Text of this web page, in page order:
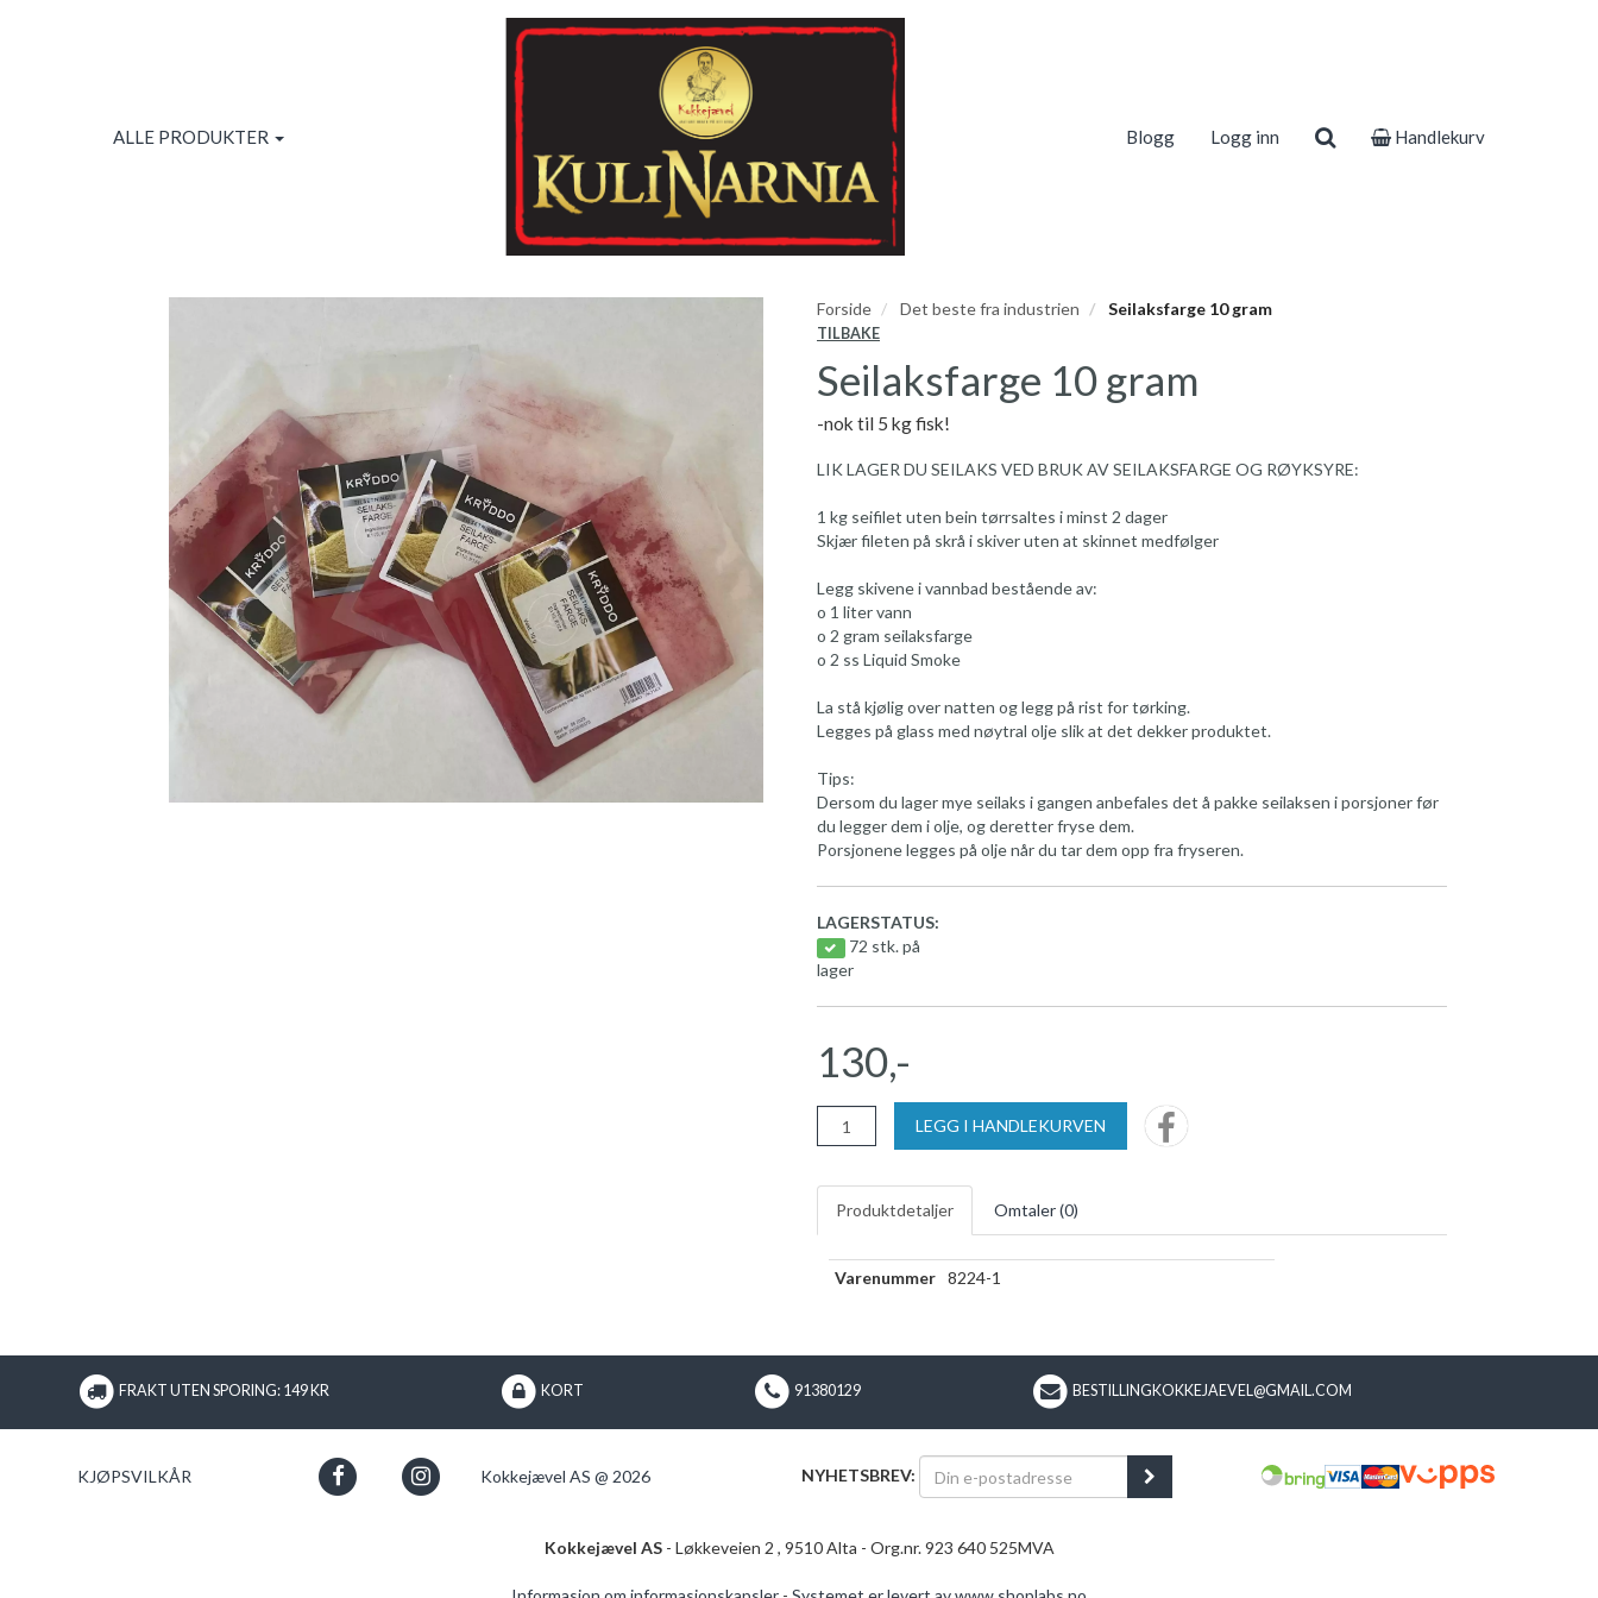
ALLE PRODUKTER Blogg Logg inn Handlekurv
Forside Det beste fra industrien Seilaksfarge 10 gram
TILBAKE
Seilaksfarge 10 gram
-nok til 5 kg fisk!
LIK LAGER DU SEILAKS VED BRUK AV SEILAKSFARGE OG RØYKSYRE:
1 kg seifilet uten bein tørrsaltes i minst 2 dager
Skjær fileten på skrå i skiver uten at skinnet medfølger
Legg skivene i vannbad bestående av:
o 1 liter vann
o 2 gram seilaksfarge
o 2 ss Liquid Smoke
La stå kjølig over natten og legg på rist for tørking.
Legges på glass med nøytral olje slik at det dekker produktet.
Tips:
Dersom du lager mye seilaks i gangen anbefales det å pakke seilaksen i porsjoner før
du legger dem i olje, og deretter fryse dem.
Porsjonene legges på olje når du tar dem opp fra fryseren.
LAGERSTATUS:
72 stk. på
lager
130,-
LEGG I HANDLEKURVEN
Produktdetaljer Omtaler (0)
Varenummer 8224-1
FRAKT UTEN SPORING: 149 KR KORT 91380129 BESTILLINGKOKKEJAEVEL@GMAIL.COM
KJØPSVILKÅR Kokkejævel AS @ 2026 NYHETSBREV:
Kokkejævel AS- Løkkeveien 2 , 9510 Alta - Org.nr. 923 640 525MVA